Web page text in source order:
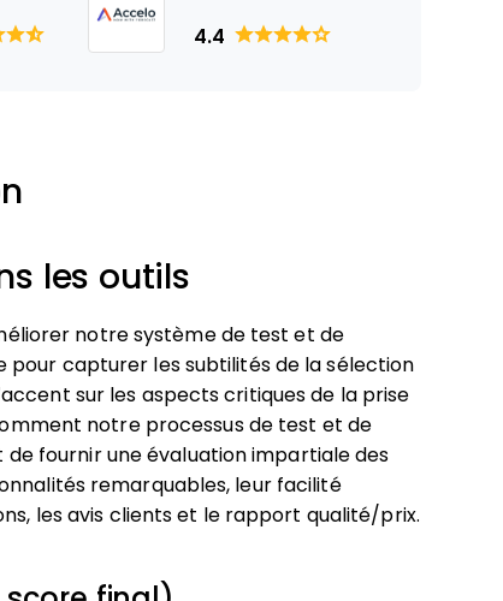
4.4
les outils
notre système de test et de
pour capturer les subtilités de la sélection
sur les aspects critiques de la prise
notre processus de test et de
fournir une évaluation impartiale des
remarquables, leur facilité
les avis clients et le rapport qualité/prix.